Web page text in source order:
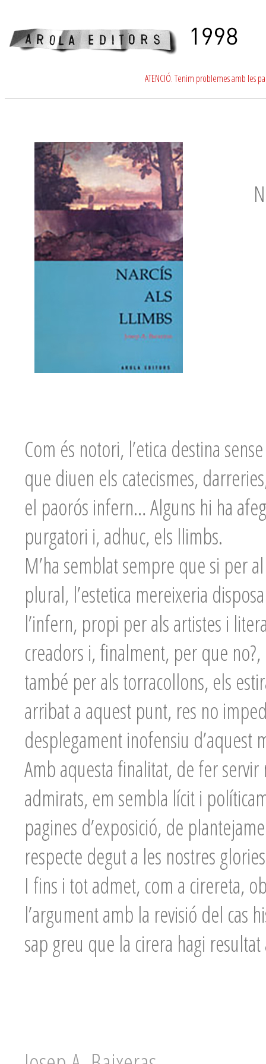
ATENCIÓ. Tenim problemes amb les
Com és notori, l’etica destina
que diuen els catecismes,
el paorós infern… Alguns hi ha
purgatori i, adhuc, els llimbs.
M’ha semblat sempre que si per
plural, l’estetica mereixeria
l’infern, propi per als artistes i
creadors i, finalment, per que
també per als torracollons, els
arribat a aquest punt, res no
desplegament inofensiu d’aquest
Amb aquesta finalitat, de fer
admirats, em sembla lícit i
pagines d’exposició, de
respecte degut a les nostres
I fins i tot admet, com a cirereta,
l’argument amb la revisió del cas
sap greu que la cirera hagi